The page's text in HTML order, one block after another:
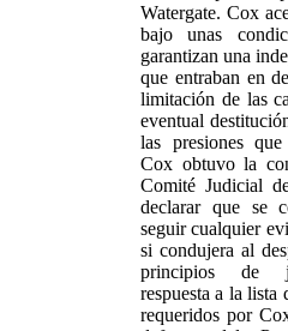
Watergate. Cox
bajo unas
garantizan una
que entraban en
limitación de las
eventual
las presiones que
Cox obtuvo la
Comité Judicial
declarar que se
seguir cualquier
si condujera al
principios de
respuesta a la lista
requeridos por